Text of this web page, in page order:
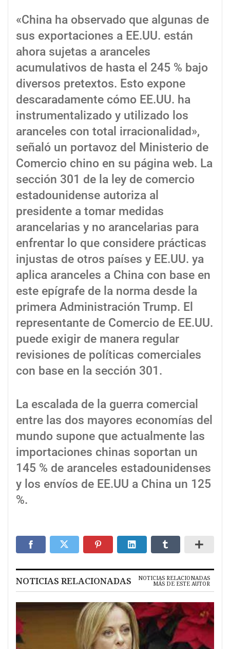
«China ha observado que algunas de
sus exportaciones a EE.UU. están
ahora sujetas a aranceles
acumulativos de hasta el 245 % bajo
diversos pretextos. Esto expone
descaradamente cómo EE.UU. ha
instrumentalizado y utilizado los
aranceles con total irracionalidad»,
señaló un portavoz del Ministerio de
Comercio chino en su página web. La
sección 301 de la ley de comercio
estadounidense autoriza al
presidente a tomar medidas
arancelarias y no arancelarias para
enfrentar lo que considere prácticas
injustas de otros países y EE.UU. ya
aplica aranceles a China con base en
este epígrafe de la norma desde la
primera Administración Trump. El
representante de Comercio de EE.UU.
puede exigir de manera regular
revisiones de políticas comerciales
con base en la sección 301.
La escalada de la guerra comercial
entre las dos mayores economías del
mundo supone que actualmente las
importaciones chinas soportan un
145 % de aranceles estadounidenses
y los envíos de EE.UU a China un 125
%.
NOTICIAS RELACIONADAS NOTICIAS RELACIONADAS
MÁS DE ESTE AUTOR